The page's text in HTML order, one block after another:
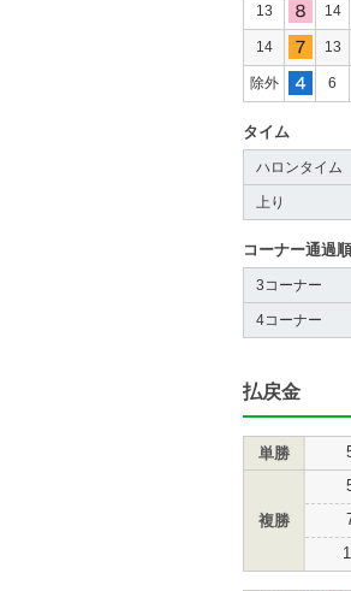
13 14
14 13
除外 6
タイム
ハロンタイム
上り
コーナー通過
3コーナー
4コーナー
払戻金
単勝
複勝